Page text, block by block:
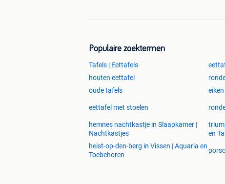
Populaire zoektermen
Tafels | Eettafels
houten eettafel
oude tafels
eettafel met stoelen
hemnes nachtkastje in Slaapkamer |
Nachtkastjes
en
heist-op-den-berg in Vissen | Aquaria en
Toebehoren